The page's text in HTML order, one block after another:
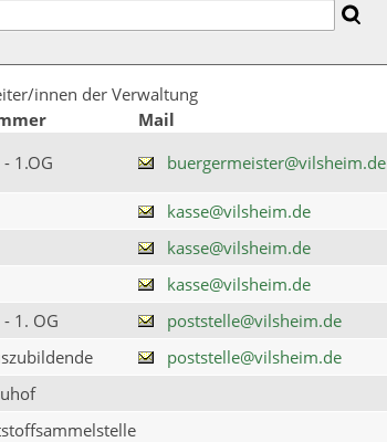
innen der Verwaltung
Mail
1.OG buergermeister@vilsheim.de
kasse@vilsheim.de
kasse@vilsheim.de
kasse@vilsheim.de
1. OG
poststelle@vilsheim.de
poststelle@vilsheim.de